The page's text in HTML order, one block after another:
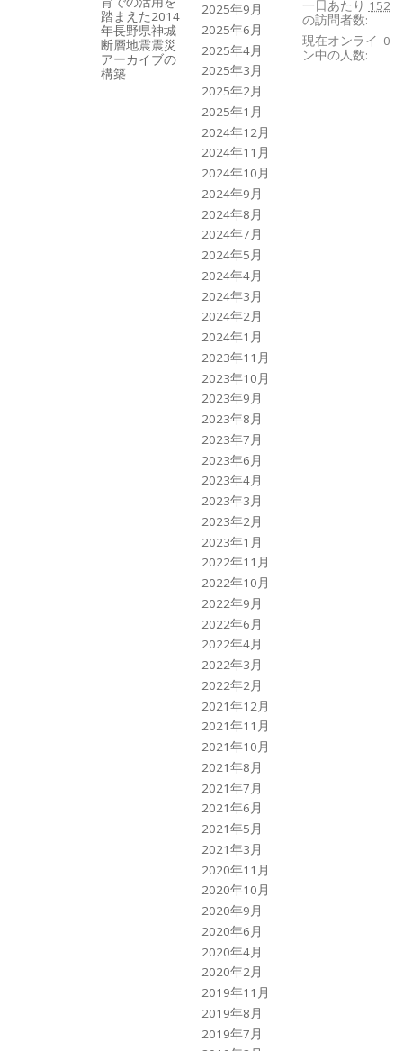
踏まえた2014
年長野県神城
断層地震震災
アーカイブの
構築
2025年9月
2025年6月
2025年4月
2025年3月
2025年2月
2025年1月
2024年12月
2024年11月
2024年10月
2024年9月
2024年8月
2024年7月
2024年5月
2024年4月
2024年3月
2024年2月
2024年1月
2023年11月
2023年10月
2023年9月
2023年8月
2023年7月
2023年6月
2023年4月
2023年3月
2023年2月
2023年1月
2022年11月
2022年10月
2022年9月
2022年6月
2022年4月
2022年3月
2022年2月
2021年12月
2021年11月
2021年10月
2021年8月
2021年7月
2021年6月
2021年5月
2021年3月
2020年11月
2020年10月
2020年9月
2020年6月
2020年4月
2020年2月
2019年11月
2019年8月
2019年7月
152
一日あたり
の訪問者数:
0
現在オンライ
ン中の人数: